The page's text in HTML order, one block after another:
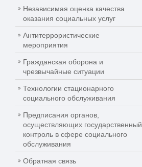
Независимая оценка качества
оказания социальных услуг
Антитеррористические
мероприятия
Гражданская оборона и
чрезвычайные ситуации
Технологии стационарного
социального обслуживания
Предписания органов,
осуществляющих государственный
контроль в сфере социального
обслуживания
Обратная связь